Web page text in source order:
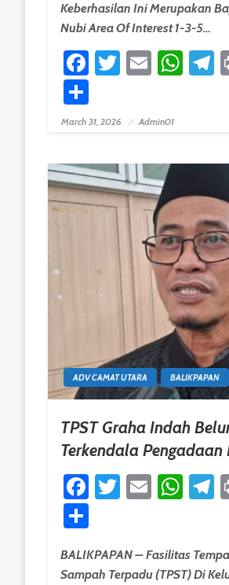
Keberhasilan Ini Merupakan
Nubi Area Of Interest 1-3-5…
Facebook
Twitter
Email
Posted On
March 31, 2026 Admin01
ADV CAMAT UTARA BALIKPAPAN
TPST Graha Indah
Terkendala
Facebook
Twitter
Email
BALIKPAPAN – Fasilitas
Sampah Terpadu (TPST) Di